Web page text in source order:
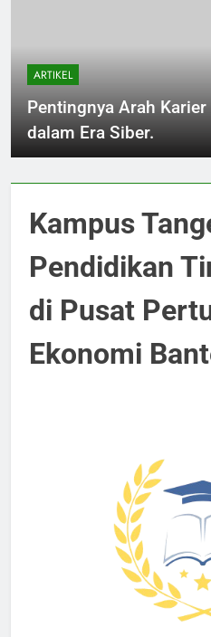
ARTIKEL
Pentingnya Arah
dalam Era Siber.
Kampus
Pendidikan
di Pusat
Ekonomi